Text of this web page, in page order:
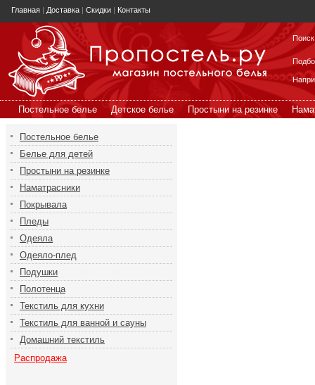
Главная | Доставка | Скидки | Контакты
Постельное белье Детское белье Простыни на резинке
Постельное белье
Белье для детей
Простыни на резинке
Наматрасники
Покрывала
Пледы
Одеяла
Одеяло-плед
Подушки
Полотенца
Текстиль для кухни
Текстиль для ванной и сауны
Домашний текстиль
Распродажа